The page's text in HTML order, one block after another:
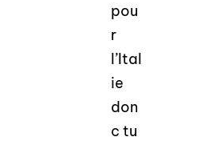
pou
r
l’Ital
ie
don
c tu